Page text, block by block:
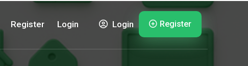
Register Login Login Register